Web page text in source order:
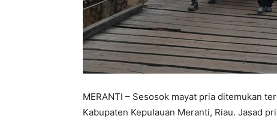
MERANTI – Sesosok mayat pria ditemukan
Kabupaten Kepulauan Meranti, Riau. Jasad